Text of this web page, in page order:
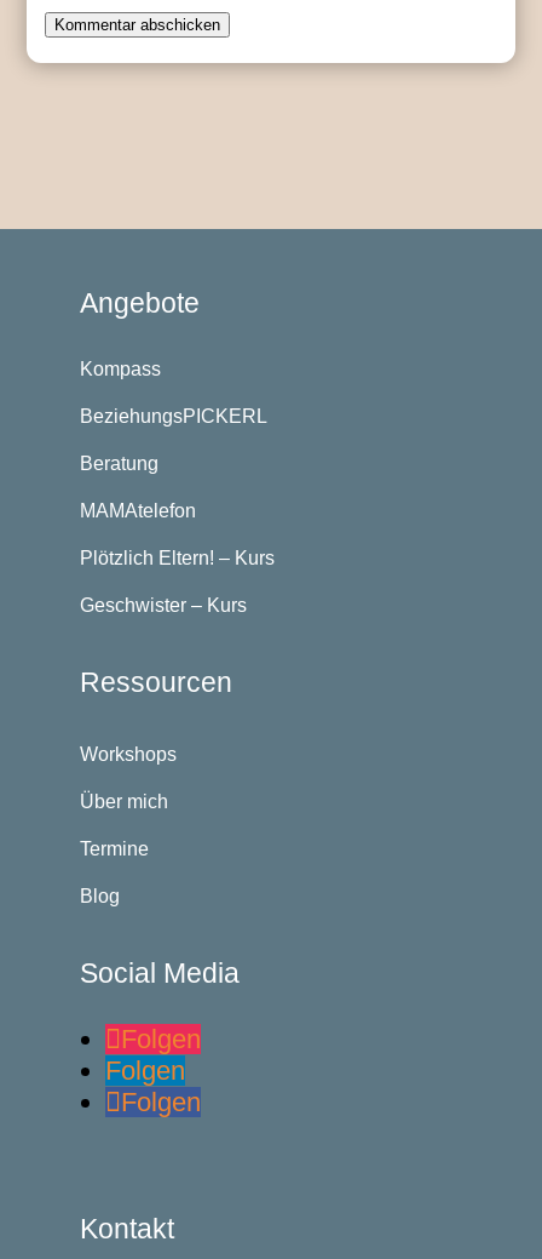
Kommentar abschicken
Angebote
Kompass
BeziehungsPICKERL
Beratung
MAMAtelefon
Plötzlich Eltern! – Kurs
Geschwister – Kurs
Ressourcen
Workshops
Über mich
Termine
Blog
Social Media
Folgen
Folgen
Folgen
Kontakt